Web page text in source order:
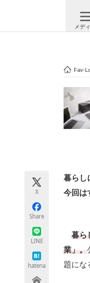
メデ
Fav-
X
Share
LINE
hatena
暮らし
今回は
暮ら
業」。
題にな